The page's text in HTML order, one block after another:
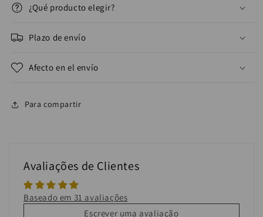
¿Qué producto elegir?
Plazo de envío
Afecto en el envío
Para compartir
Avaliações de Clientes
Baseado em 31 avaliações
Escrever uma avaliação